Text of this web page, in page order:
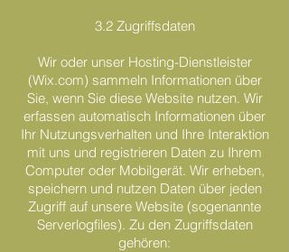
3.2 Zugriffsdaten
Wir oder unser Hosting-Dienstleister
(Wix.com) sammeln Informationen über
Sie, wenn Sie diese Website nutzen. Wir
erfassen automatisch Informationen über
Ihr Nutzungsverhalten und Ihre Interaktion
mit uns und registrieren Daten zu Ihrem
Computer oder Mobilgerät. Wir erheben,
speichern und nutzen Daten über jeden
Zugriff auf unsere Website (sogenannte
Serverlogfiles). Zu den Zugriffsdaten
gehören: